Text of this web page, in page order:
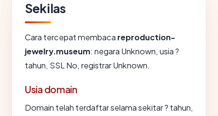
Sekilas
Cara tercepat membaca reproduction-
jewelry.museum: negara Unknown, usia ?
tahun, SSL No, registrar Unknown.
Usia domain
Domain telah terdaftar selama sekitar ? tahun,